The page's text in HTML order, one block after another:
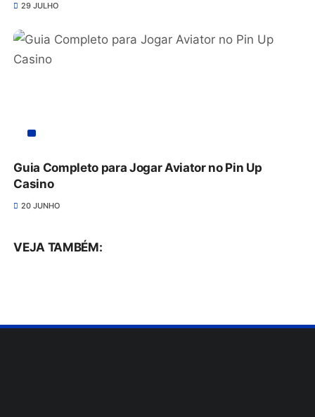
29 JULHO
Guia Completo para Jogar Aviator no Pin Up
Casino
20 JUNHO
VEJA TAMBÉM: